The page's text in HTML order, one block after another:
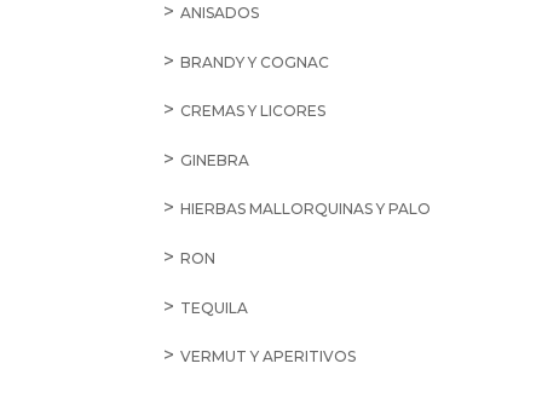
ANISADOS
BRANDY Y COGNAC
CREMAS Y LICORES
GINEBRA
HIERBAS MALLORQUINAS Y PALO
RON
TEQUILA
VERMUT Y APERITIVOS